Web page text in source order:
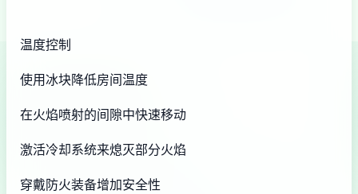
温度控制
使用冰块降低房间温度
在火焰喷射的间隙中快速移动
激活冷却系统来熄灭部分火焰
穿戴防火装备增加安全性